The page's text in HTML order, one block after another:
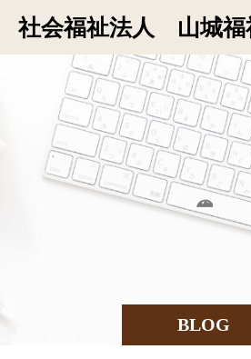
社会福祉法人 山城福
BLOG
の